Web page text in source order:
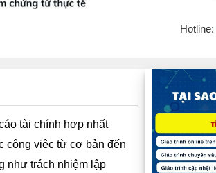
Hotline:
tài chính hợp nhất
công việc từ cơ bản đến
như trách nhiệm lập